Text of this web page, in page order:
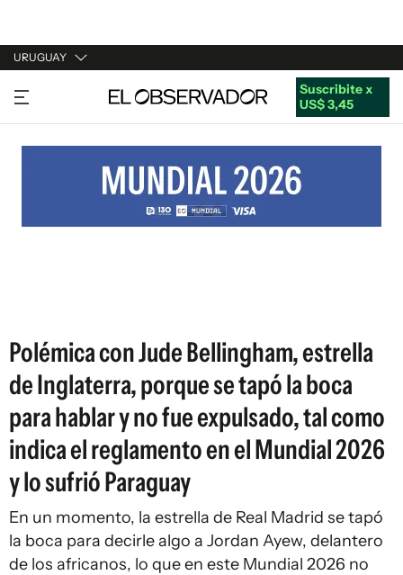
URUGUAY
URUGUAY
ARGENTINA
ESTADOS UNIDOS
Suscribite x
US$ 3,45
Polémica con Jude Bellingham, estrella
de Inglaterra, porque se tapó la boca
para hablar y no fue expulsado, tal como
indica el reglamento en el Mundial 2026
y lo sufrió Paraguay
En un momento, la estrella de Real Madrid se tapó
la boca para decirle algo a Jordan Ayew, delantero
de los africanos, lo que en este Mundial 2026 no